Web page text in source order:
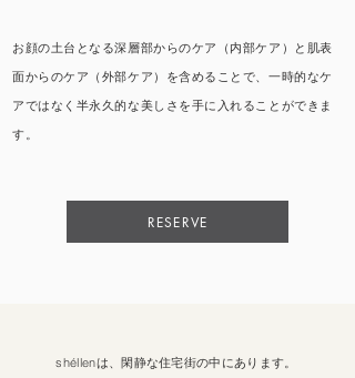
お顔の土台となる深層部からのケア（内部ケア）と肌表
面からのケア（外部ケア）を含めることで、一時的なケ
アではなく 半永久的な美しさを手に入れることができま
す。
RESERVE
shéllenは、閑静な住宅街の中にあります。